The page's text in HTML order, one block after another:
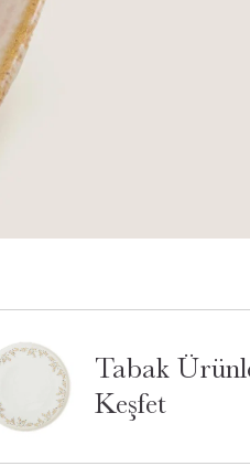
Tabak
Keşfet